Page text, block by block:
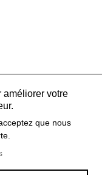
améliorer votre
que nous